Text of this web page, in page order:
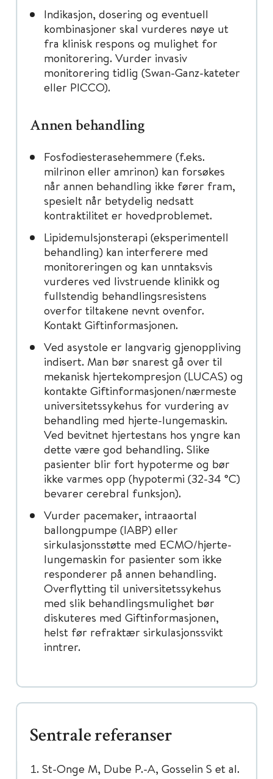
Indikasjon, dosering og eventuell
kombinasjoner skal vurderes nøye ut
fra klinisk respons og mulighet for
monitorering. Vurder invasiv
monitorering tidlig (Swan-Ganz-kateter
eller PICCO).
Annen behandling
Fosfodiesterasehemmere (f.eks.
milrinon eller amrinon) kan forsøkes
når annen behandling ikke fører fram,
spesielt når betydelig nedsatt
kontraktilitet er hovedproblemet.
Lipidemulsjonsterapi (eksperimentell
behandling) kan interferere med
monitoreringen og kan unntaksvis
vurderes ved livstruende klinikk og
fullstendig behandlingsresistens
overfor tiltakene nevnt ovenfor.
Kontakt Giftinformasjonen.
Ved asystole er langvarig gjenoppliving
indisert. Man bør snarest gå over til
mekanisk hjertekompresjon (LUCAS) og
kontakte Giftinformasjonen/nærmeste
universitetssykehus for vurdering av
behandling med hjerte-lungemaskin.
Ved bevitnet hjertestans hos yngre kan
dette være god behandling. Slike
pasienter blir fort hypoterme og bør
ikke varmes opp (hypotermi (32-34 °C)
bevarer cerebral funksjon).
Vurder pacemaker, intraaortal
ballongpumpe (IABP) eller
sirkulasjonsstøtte med ECMO/hjerte-
lungemaskin for pasienter som ikke
responderer på annen behandling.
Overflytting til universitetssykehus
med slik behandlingsmulighet bør
diskuteres med Giftinformasjonen,
helst før refraktær sirkulasjonssvikt
inntrer.
Sentrale referanser
St-Onge M, Dube P.-A, Gosselin S et al.